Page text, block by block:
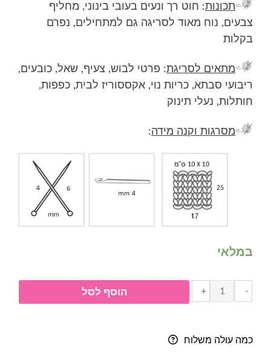
תכונות: חוט רך ונעים בעובי בינוני, מחליף
צבעים, נוח מאוד לסריגה גם למתחילים, נפרם
בקלות
מתאים לסריגת: פרטי לבוש, צעיף, שאל, כובעים,
ריבועי סבתא, כריות נוי, אקססוריז לבית, כפפות,
חותלות, נעלי תינוק
מסרגות וקנה מידה:
במלאי
-
כמות
של
Alize
+ הוסף לסל
כמה עולה משלוח